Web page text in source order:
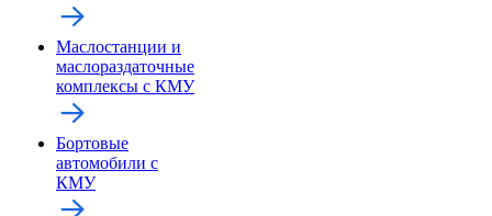
Маслостанции и
маслораздаточные
комплексы с КМУ
Бортовые
автомобили с
КМУ